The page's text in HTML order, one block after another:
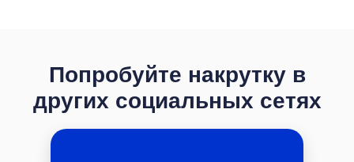
Попробуйте накрутку в
других социальных сетях